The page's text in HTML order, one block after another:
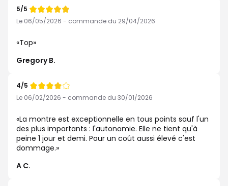
Note
de
5/5
Le 06/05/2026 - commande du 29/04/2026
Top
Gregory B.
Note
de
4/5
Le 06/02/2026 - commande du 30/01/2026
La montre est exceptionnelle en tous points sauf l'un
des plus importants : l'autonomie. Elle ne tient qu'à
peine 1 jour et demi. Pour un coût aussi élevé c'est
dommage.
A C.